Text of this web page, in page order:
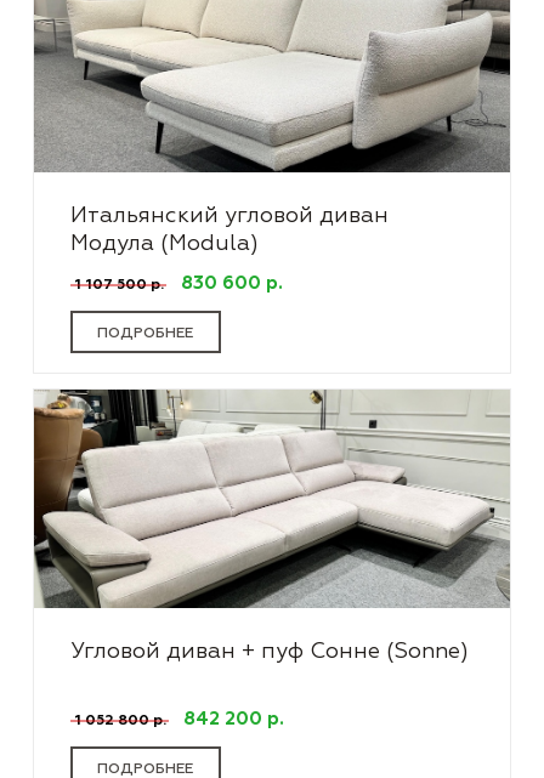
Итальянский угловой диван
Модула (Modula)
1 107 500 р. 830 600 р.
ПОДРОБНЕЕ
Угловой диван + пуф Сонне (Sonne)
1 052 800 р. 842 200 р.
ПОДРОБНЕЕ